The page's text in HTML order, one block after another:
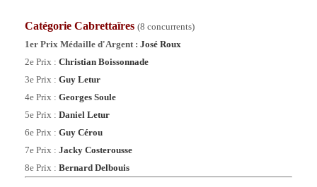
Catégorie Cabrettaïres (8 concurrents)
1er Prix Médaille d'Argent : José Roux
2e Prix : Christian Boissonnade
3e Prix : Guy Letur
4e Prix : Georges Soule
5e Prix : Daniel Letur
6e Prix : Guy Cérou
7e Prix : Jacky Costerousse
8e Prix : Bernard Delbouis